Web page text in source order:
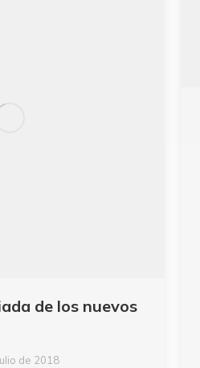
de los nuevos
de 2018